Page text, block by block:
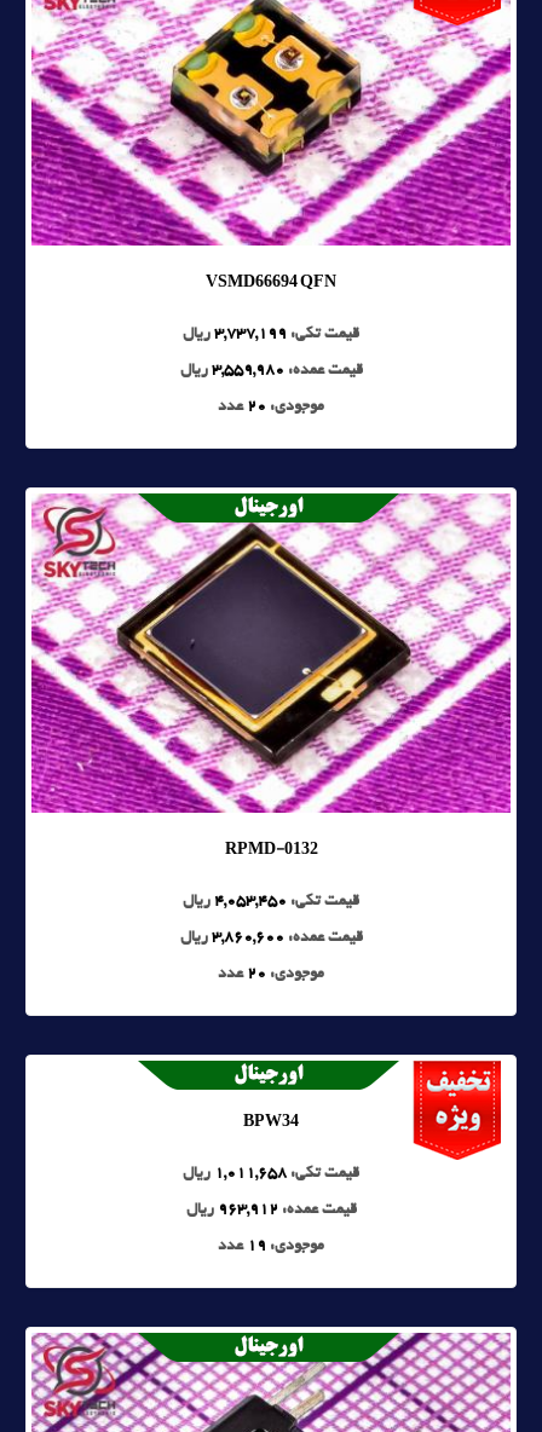
VSMD66694 QFN
قیمت تکی: 3,737,199 ریال
قیمت عمده: 3,559,980 ریال
موجودی: 20 عدد
RPMD-0132
قیمت تکی: 4,053,450 ریال
قیمت عمده: 3,860,600 ریال
موجودی: 20 عدد
BPW34
قیمت تکی: 1,011,658 ریال
قیمت عمده: 963,912 ریال
موجودی: 19 عدد